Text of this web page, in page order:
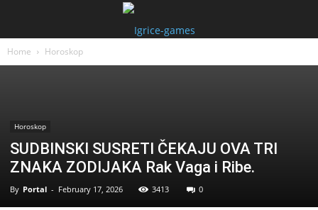
Home Horoskop
Horoskop
SUDBINSKI SUSRETI ČEKAJU OVA TRI
ZNAKA ZODIJAKA Rak Vaga i Ribe.
By Portal - February 17, 2026 3413 0